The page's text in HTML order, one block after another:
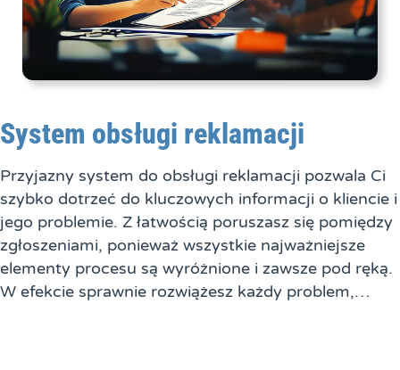
System obsługi reklamacji
Przyjazny system do obsługi reklamacji pozwala Ci
szybko dotrzeć do kluczowych informacji o kliencie i
jego problemie. Z łatwością poruszasz się pomiędzy
zgłoszeniami, ponieważ wszystkie najważniejsze
elementy procesu są wyróżnione i zawsze pod ręką.
W efekcie sprawnie rozwiążesz każdy problem,…